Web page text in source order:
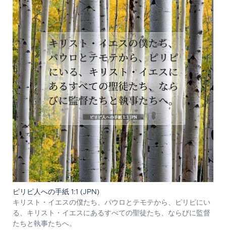
ピリピ人への手紙 1:1 (JPN)
キリスト・イエスの僕たち、パウロとテモテから、ピリピにい
る、キリスト・イエスにあるすべての聖徒たち、ならびに監督
たちと執事たちへ。